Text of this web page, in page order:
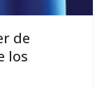
de
los